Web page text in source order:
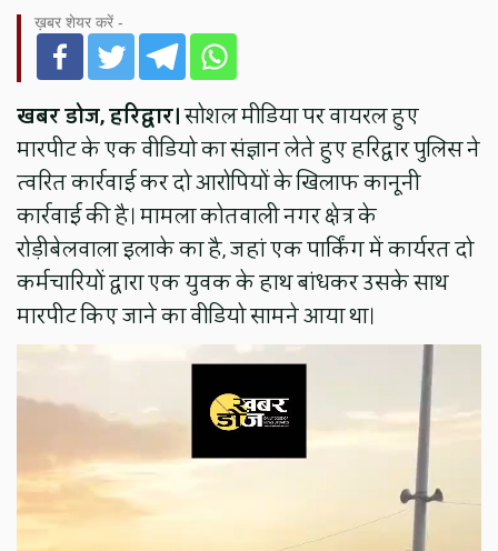
ख़बर शेयर करें -
खबर डोज, हरिद्वार।सोशल मीडिया पर वायरल हुए
मारपीट के एक वीडियो का संज्ञान लेते हुए हरिद्वार पुलिस ने
त्वरित कार्रवाई कर दो आरोपियों के खिलाफ कानूनी
कार्रवाई की है। मामला कोतवाली नगर क्षेत्र के
रोड़ीबेलवाला इलाके का है, जहां एक पार्किंग में कार्यरत दो
कर्मचारियों द्वारा एक युवक के हाथ बांधकर उसके साथ
मारपीट किए जाने का वीडियो सामने आया था।